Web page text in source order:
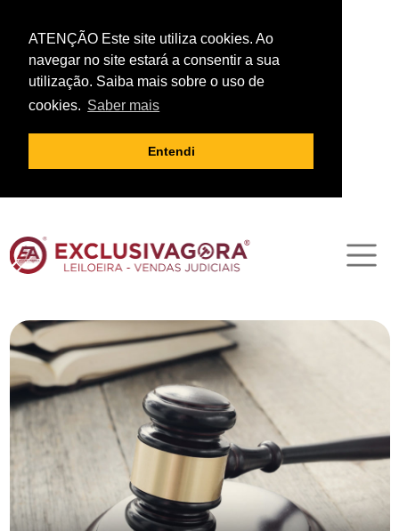
ATENÇÃO Este site utiliza cookies. Ao
navegar no site estará a consentir a sua
utilização. Saiba mais sobre o uso de
cookies. Saber mais
Entendi